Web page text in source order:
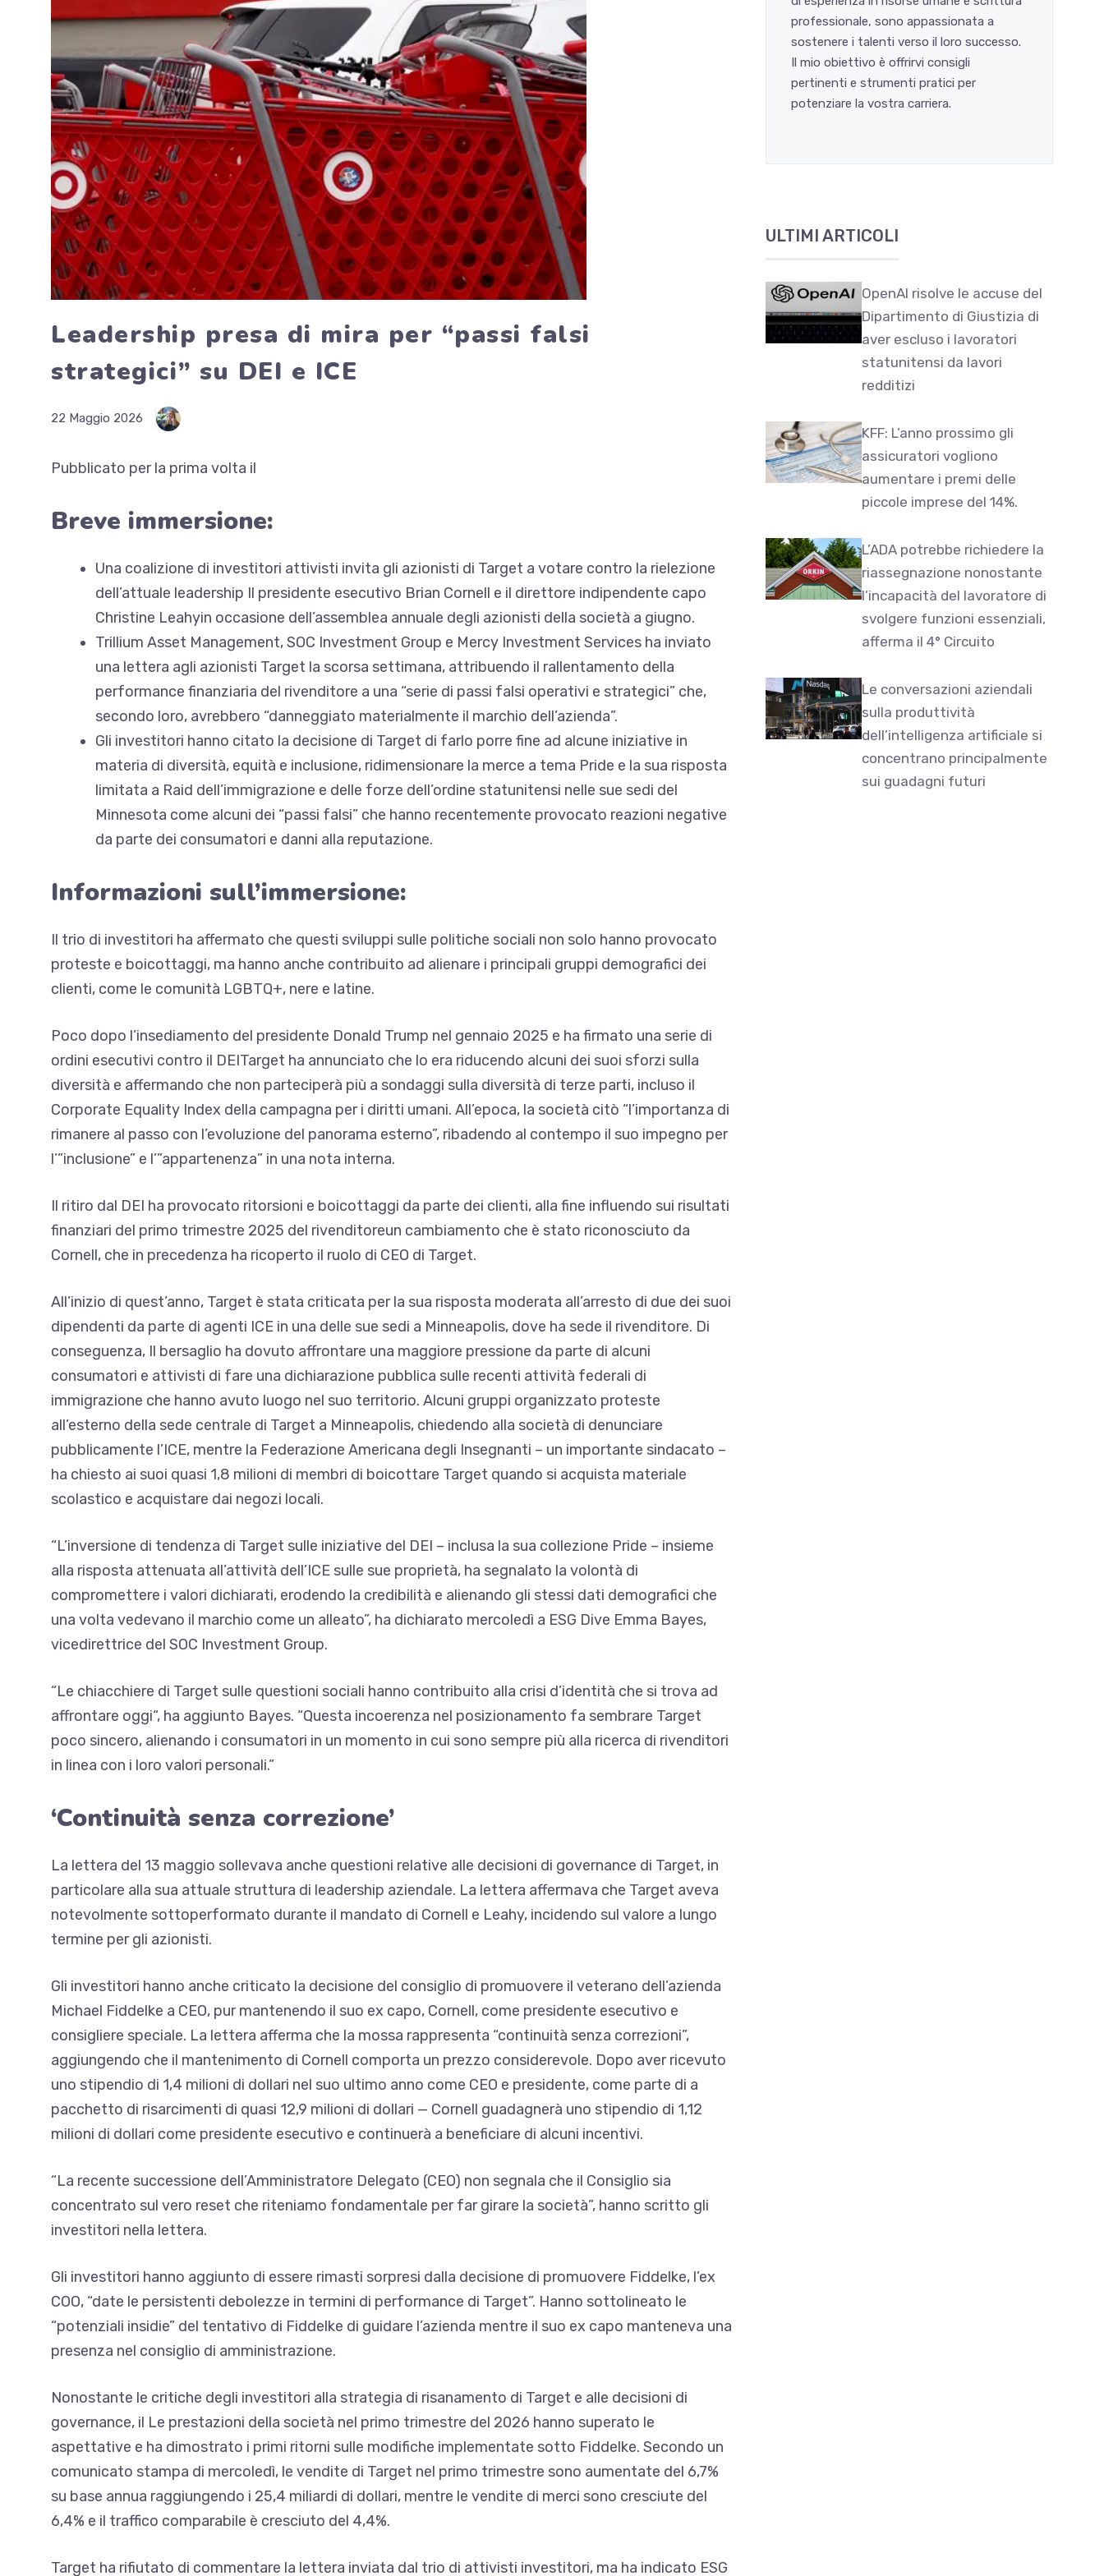
Leadership presa di mira per “passi falsi
strategici” su DEI e ICE
22 Maggio 2026
Pubblicato per la prima volta il
Breve immersione:
Una coalizione di investitori attivisti invita gli azionisti di Target a votare contro la rielezione
dell’attuale leadership Il presidente esecutivo Brian Cornell e il direttore indipendente capo
Christine Leahyin occasione dell’assemblea annuale degli azionisti della società a giugno.
Trillium Asset Management, SOC Investment Group e Mercy Investment Services ha inviato
una lettera agli azionisti Target la scorsa settimana, attribuendo il rallentamento della
performance finanziaria del rivenditore a una “serie di passi falsi operativi e strategici” che,
secondo loro, avrebbero “danneggiato materialmente il marchio dell’azienda”.
Gli investitori hanno citato la decisione di Target di farlo porre fine ad alcune iniziative in
materia di diversità, equità e inclusione, ridimensionare la merce a tema Pride e la sua risposta
limitata a Raid dell’immigrazione e delle forze dell’ordine statunitensi nelle sue sedi del
Minnesota come alcuni dei “passi falsi” che hanno recentemente provocato reazioni negative
da parte dei consumatori e danni alla reputazione.
Informazioni sull’immersione:
Il trio di investitori ha affermato che questi sviluppi sulle politiche sociali non solo hanno provocato
proteste e boicottaggi, ma hanno anche contribuito ad alienare i principali gruppi demografici dei
clienti, come le comunità LGBTQ+, nere e latine.
Poco dopo l’insediamento del presidente Donald Trump nel gennaio 2025 e ha firmato una serie di
ordini esecutivi contro il DEITarget ha annunciato che lo era riducendo alcuni dei suoi sforzi sulla
diversità e affermando che non parteciperà più a sondaggi sulla diversità di terze parti, incluso il
Corporate Equality Index della campagna per i diritti umani. All’epoca, la società citò “l’importanza di
rimanere al passo con l’evoluzione del panorama esterno”, ribadendo al contempo il suo impegno per
l’”inclusione” e l’”appartenenza” in una nota interna.
Il ritiro dal DEI ha provocato ritorsioni e boicottaggi da parte dei clienti, alla fine influendo sui risultati
finanziari del primo trimestre 2025 del rivenditoreun cambiamento che è stato riconosciuto da
Cornell, che in precedenza ha ricoperto il ruolo di CEO di Target.
All’inizio di quest’anno, Target è stata criticata per la sua risposta moderata all’arresto di due dei suoi
dipendenti da parte di agenti ICE in una delle sue sedi a Minneapolis, dove ha sede il rivenditore. Di
conseguenza, Il bersaglio ha dovuto affrontare una maggiore pressione da parte di alcuni
consumatori e attivisti di fare una dichiarazione pubblica sulle recenti attività federali di
immigrazione che hanno avuto luogo nel suo territorio. Alcuni gruppi organizzato proteste
all’esterno della sede centrale di Target a Minneapolis, chiedendo alla società di denunciare
pubblicamente l’ICE, mentre la Federazione Americana degli Insegnanti – un importante sindacato –
ha chiesto ai suoi quasi 1,8 milioni di membri di boicottare Target quando si acquista materiale
scolastico e acquistare dai negozi locali.
“L’inversione di tendenza di Target sulle iniziative del DEI – inclusa la sua collezione Pride – insieme
alla risposta attenuata all’attività dell’ICE sulle sue proprietà, ha segnalato la volontà di
compromettere i valori dichiarati, erodendo la credibilità e alienando gli stessi dati demografici che
una volta vedevano il marchio come un alleato”, ha dichiarato mercoledì a ESG Dive Emma Bayes,
vicedirettrice del SOC Investment Group.
“Le chiacchiere di Target sulle questioni sociali hanno contribuito alla crisi d’identità che si trova ad
affrontare oggi“, ha aggiunto Bayes. “Questa incoerenza nel posizionamento fa sembrare Target
poco sincero, alienando i consumatori in un momento in cui sono sempre più alla ricerca di rivenditori
in linea con i loro valori personali.”
‘Continuità senza correzione’
La lettera del 13 maggio sollevava anche questioni relative alle decisioni di governance di Target, in
particolare alla sua attuale struttura di leadership aziendale. La lettera affermava che Target aveva
notevolmente sottoperformato durante il mandato di Cornell e Leahy, incidendo sul valore a lungo
termine per gli azionisti.
Gli investitori hanno anche criticato la decisione del consiglio di promuovere il veterano dell’azienda
Michael Fiddelke a CEO, pur mantenendo il suo ex capo, Cornell, come presidente esecutivo e
consigliere speciale. La lettera afferma che la mossa rappresenta “continuità senza correzioni”,
aggiungendo che il mantenimento di Cornell comporta un prezzo considerevole. Dopo aver ricevuto
uno stipendio di 1,4 milioni di dollari nel suo ultimo anno come CEO e presidente, come parte di a
pacchetto di risarcimenti di quasi 12,9 milioni di dollari — Cornell guadagnerà uno stipendio di 1,12
milioni di dollari come presidente esecutivo e continuerà a beneficiare di alcuni incentivi.
“La recente successione dell’Amministratore Delegato (CEO) non segnala che il Consiglio sia
concentrato sul vero reset che riteniamo fondamentale per far girare la società”, hanno scritto gli
investitori nella lettera.
Gli investitori hanno aggiunto di essere rimasti sorpresi dalla decisione di promuovere Fiddelke, l’ex
COO, “date le persistenti debolezze in termini di performance di Target”. Hanno sottolineato le
“potenziali insidie” del tentativo di Fiddelke di guidare l’azienda mentre il suo ex capo manteneva una
presenza nel consiglio di amministrazione.
Nonostante le critiche degli investitori alla strategia di risanamento di Target e alle decisioni di
governance, il Le prestazioni della società nel primo trimestre del 2026 hanno superato le
aspettative e ha dimostrato i primi ritorni sulle modifiche implementate sotto Fiddelke. Secondo un
comunicato stampa di mercoledì, le vendite di Target nel primo trimestre sono aumentate del 6,7%
su base annua raggiungendo i 25,4 miliardi di dollari, mentre le vendite di merci sono cresciute del
6,4% e il traffico comparabile è cresciuto del 4,4%.
Target ha rifiutato di commentare la lettera inviata dal trio di attivisti investitori, ma ha indicato ESG
professionale, sono appassionata a
sostenere i talenti verso il loro successo.
Il mio obiettivo è offrirvi consigli
pertinenti e strumenti pratici per
potenziare la vostra carriera.
ULTIMI ARTICOLI
OpenAI risolve le accuse del
Dipartimento di Giustizia di
aver escluso i lavoratori
statunitensi da lavori
redditizi
KFF: L’anno prossimo gli
assicuratori vogliono
aumentare i premi delle
piccole imprese del 14%.
L’ADA potrebbe richiedere la
riassegnazione nonostante
l’incapacità del lavoratore di
svolgere funzioni essenziali,
afferma il 4° Circuito
Le conversazioni aziendali
sulla produttività
dell’intelligenza artificiale si
concentrano principalmente
sui guadagni futuri